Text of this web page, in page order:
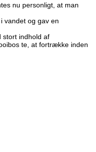
nu personligt, at man
vandet og gav en
stort indhold af
te, at fortrække inden